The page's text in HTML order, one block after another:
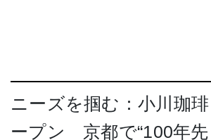
ニーズを掴む：小川珈
ープン 京都で“100年先